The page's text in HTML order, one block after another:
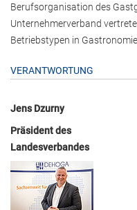
Berufsorganisation des
Unternehmerverband
Betriebstypen in
VERANTWORTUNG
Jens Dzurny
Präsident des
Landesverbandes